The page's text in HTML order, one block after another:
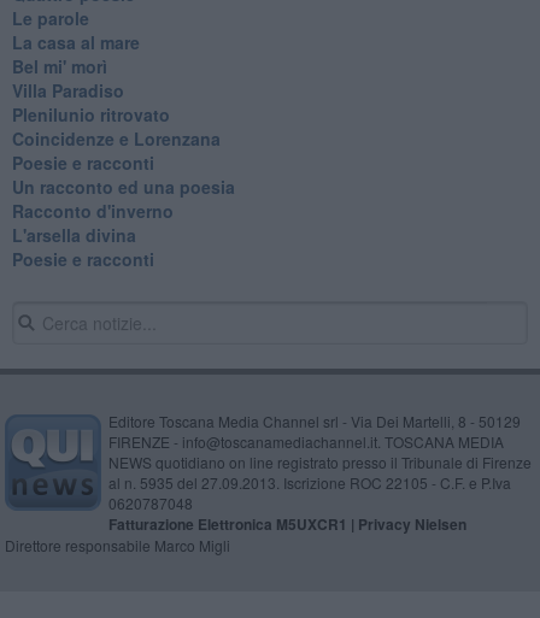
Le parole
La casa al mare
Bel mi' morì
Villa Paradiso
Plenilunio ritrovato
Coincidenze e Lorenzana
Poesie e racconti
Un racconto ed una poesia
Racconto d'inverno
​L'arsella divina
Poesie e racconti
Editore Toscana Media Channel srl - Via Dei Martelli, 8 - 50129
FIRENZE - info@toscanamediachannel.it. TOSCANA MEDIA
NEWS quotidiano on line registrato presso il Tribunale di Firenze
al n. 5935 del 27.09.2013. Iscrizione ROC 22105 - C.F. e P.Iva
0620787048
Fatturazione Elettronica M5UXCR1 | Privacy Nielsen
Direttore responsabile Marco Migli